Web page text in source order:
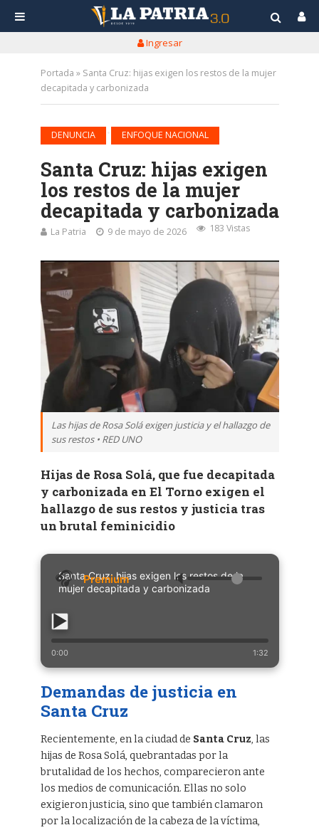
Ingresar
Portada » Santa Cruz: hijas exigen los restos de la mujer
decapitada y carbonizada
DENUNCIA ENFOQUE NACIONAL
Santa Cruz: hijas exigen
los restos de la mujer
decapitada y carbonizada
La Patria 9 de mayo de 2026 183 Vistas
Las hijas de Rosa Solá exigen justicia y el hallazgo de
sus restos • RED UNO
Hijas de Rosa Solá, que fue decapitada
y carbonizada en El Torno exigen el
hallazgo de sus restos y justicia tras
un brutal feminicidio
Santa Cruz: hijas exigen los restos de la
mujer decapitada y carbonizada
🔈
0:00 1:32
Demandas de justicia en
Santa Cruz
Recientemente, en la ciudad de Santa Cruz, las
hijas de Rosa Solá, quebrantadas por la
brutalidad de los hechos, comparecieron ante
los medios de comunicación. Ellas no solo
exigieron justicia, sino que también clamaron
por la localización de la cabeza de la víctima,